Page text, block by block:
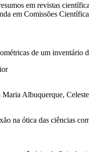
em revistas
em Comissões
de um inventário
Albuquerque,
na ótica das ciências